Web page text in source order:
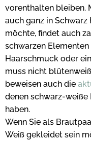
vorenthalten bleiben.
auch ganz in
möchte, findet auch
schwarzen
Haarschmuck oder
muss nicht
beweisen auch die
denen schwarz-
haben.
Wenn Sie als
Weiß gekleidet sein